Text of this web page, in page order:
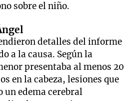
sobre el niño.
detalles del informe
a la causa. Según la
presentaba al menos 20
en la cabeza, lesiones que
un edema cerebral